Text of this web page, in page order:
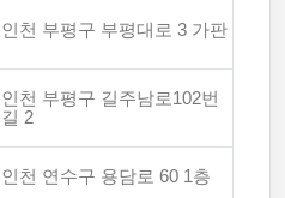
인천 부평구 부평대로 3 가판
인천 부평구 길주남로102번
길 2
인천 연수구 용담로 60 1층